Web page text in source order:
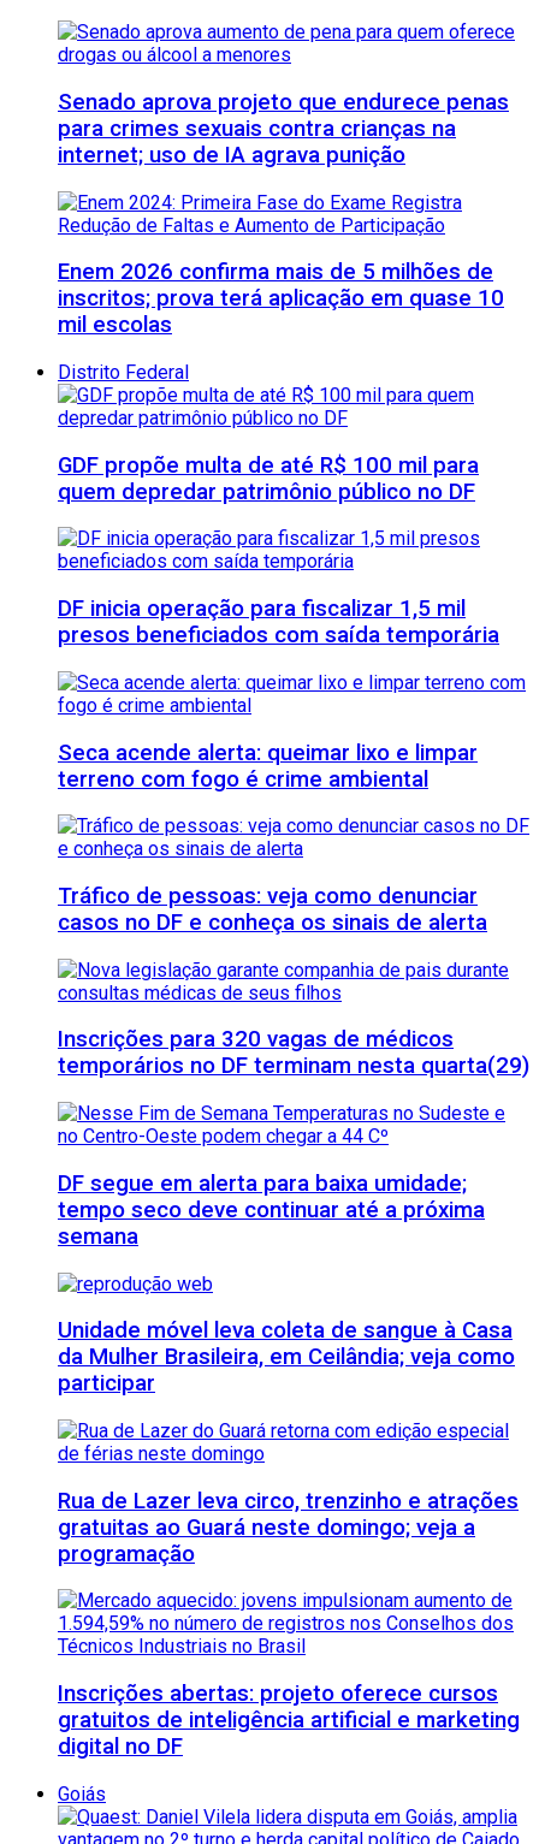
Senado aprova projeto que endurece penas
para crimes sexuais contra crianças na
internet; uso de IA agrava punição
Enem 2026 confirma mais de 5 milhões de
inscritos; prova terá aplicação em quase 10
mil escolas
Distrito Federal
GDF propõe multa de até R$ 100 mil para
quem depredar patrimônio público no DF
DF inicia operação para fiscalizar 1,5 mil
presos beneficiados com saída temporária
Seca acende alerta: queimar lixo e limpar
terreno com fogo é crime ambiental
Tráfico de pessoas: veja como denunciar
casos no DF e conheça os sinais de alerta
Inscrições para 320 vagas de médicos
temporários no DF terminam nesta quarta(29)
DF segue em alerta para baixa umidade;
tempo seco deve continuar até a próxima
semana
Unidade móvel leva coleta de sangue à Casa
da Mulher Brasileira, em Ceilândia; veja como
participar
Rua de Lazer leva circo, trenzinho e atrações
gratuitas ao Guará neste domingo; veja a
programação
Inscrições abertas: projeto oferece cursos
gratuitos de inteligência artificial e marketing
digital no DF
Goiás